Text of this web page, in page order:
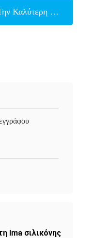
Καλύτερη Τιμή
lma σιλικόνης